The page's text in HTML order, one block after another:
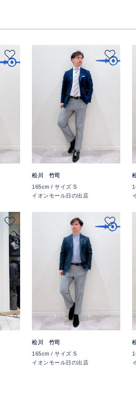
松川 竹司
165cm / サイズ S
イオンモール日の出店
松川 竹司
165cm / サイズ S
イオンモール日の出店